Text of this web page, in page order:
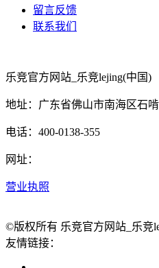
留言反馈
联系我们
乐竞官方网站_乐竞lejing(中国)
地址：广东省佛山市南海区石
电话：400-0138-355
网址：
营业执照
©版权所有 乐竞官方网站_乐竞
友情链接：